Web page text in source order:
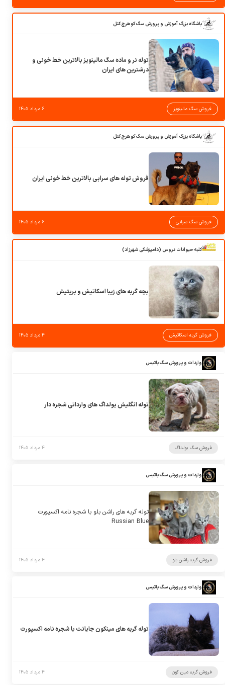
باشگاه بزرگ آموزش و پرورش سگ کوهرج کنل
توله نر و ماده سگ مالینویز بالاترین خط خونی و
درشترین های ایران
فروش سگ مالینویز ۶ مرداد ۱۴۰۵
باشگاه بزرگ آموزش و پرورش سگ کوهرج کنل
فروش توله های سرابی بالاترین خط خونی ایران
فروش سگ سرابی ۶ مرداد ۱۴۰۵
کلبه حیوانات دروس (دامپزشکی شهرزاد)
بچه گربه های زیبا اسکاتیش و بریتیش
فروش گربه اسکاتیش ۴ مرداد ۱۴۰۵
واردات و پرورش سگ باتیس
توله انگلیش بولداگ های وارداتی شجره دار
فروش سگ بولداگ ۴ مرداد ۱۴۰۵
واردات و پرورش سگ باتیس
توله گربه های راشن بلو با شجره نامه اکسپورت
Russian Blue
فروش گربه راشن بلو ۴ مرداد ۱۴۰۵
واردات و پرورش سگ باتیس
توله گربه های مینکون جایانت با شجره نامه اکسپورت
فروش گربه مین کون ۴ مرداد ۱۴۰۵